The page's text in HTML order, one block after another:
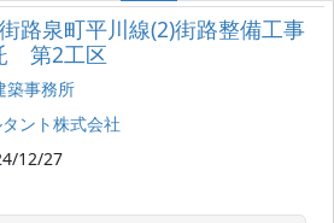
路泉町平川線(2)街路整備工事
第2工区
築事務所
ント株式会社
12/27